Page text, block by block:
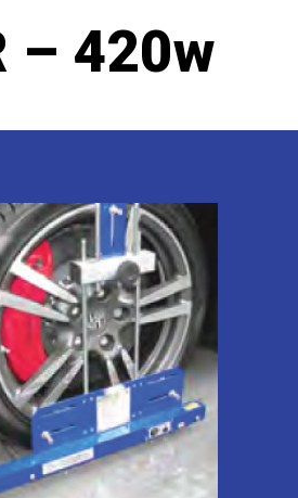
– 420w